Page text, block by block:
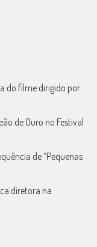
do filme dirigido por
de Ouro no Festival
de “Pequenas
diretora na